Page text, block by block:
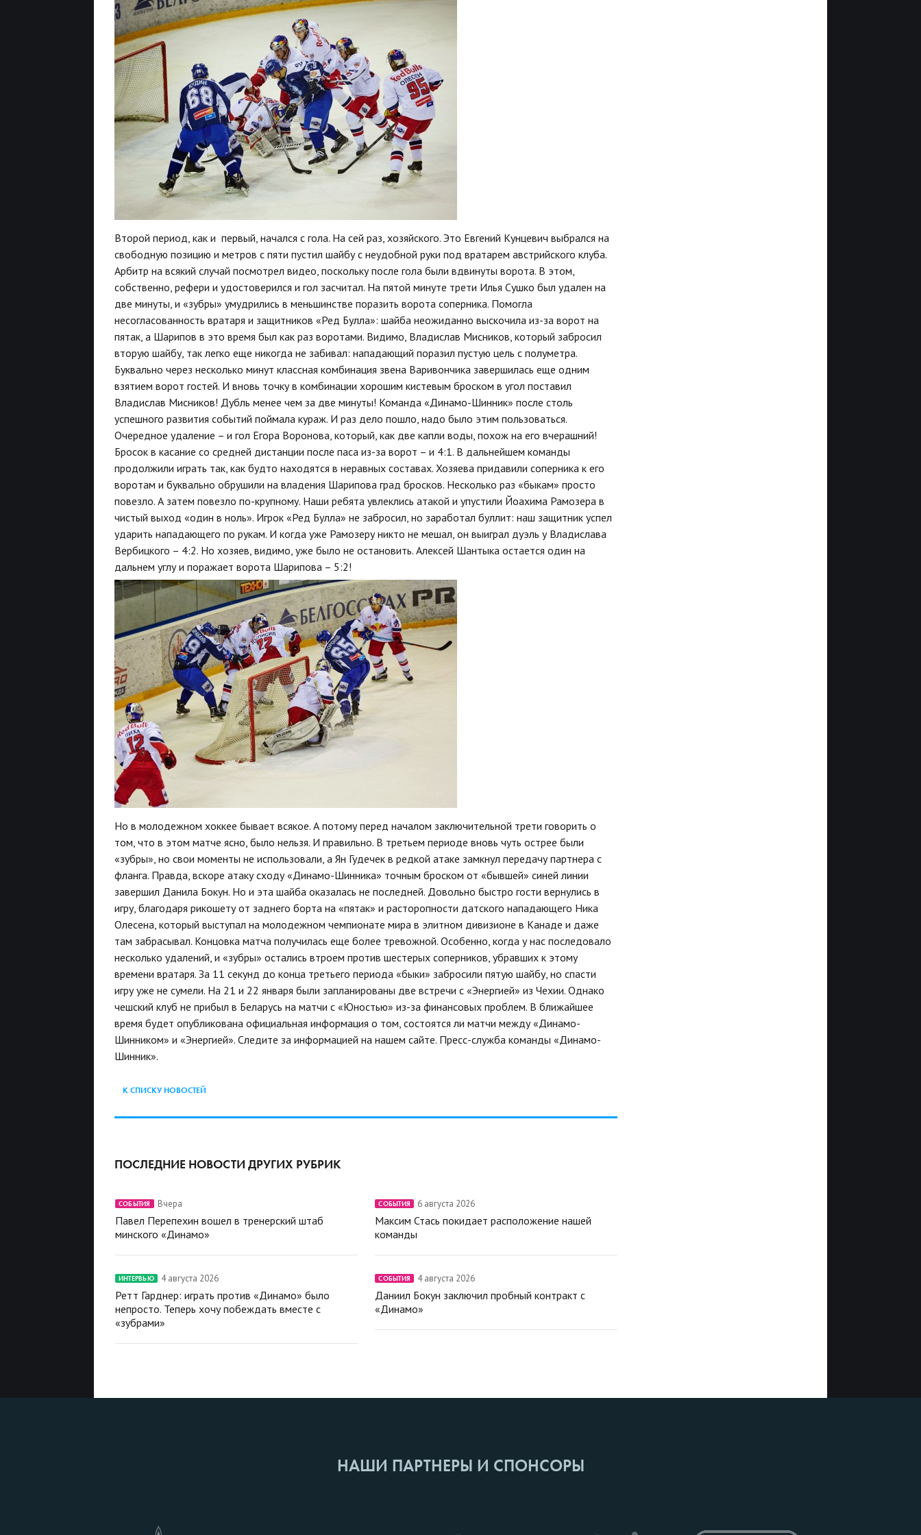
Второй период, как и первый, начался с гола. На сей раз, хозяйского. Это Евгений Кунцевич выбрался на
свободную позицию и метров с пяти пустил шайбу с неудобной руки под вратарем австрийского клуба.
Арбитр на всякий случай посмотрел видео, поскольку после гола были вдвинуты ворота. В этом,
собственно, рефери и удостоверился и гол засчитал. На пятой минуте трети Илья Сушко был удален на
две минуты, и «зубры» умудрились в меньшинстве поразить ворота соперника. Помогла
несогласованность вратаря и защитников «Ред Булла»: шайба неожиданно выскочила из-за ворот на
пятак, а Шарипов в это время был как раз воротами. Видимо, Владислав Мисников, который забросил
вторую шайбу, так легко еще никогда не забивал: нападающий поразил пустую цель с полуметра.
Буквально через несколько минут классная комбинация звена Варивончика завершилась еще одним
взятием ворот гостей. И вновь точку в комбинации хорошим кистевым броском в угол поставил
Владислав Мисников! Дубль менее чем за две минуты! Команда «Динамо-Шинник» после столь
успешного развития событий поймала кураж. И раз дело пошло, надо было этим пользоваться.
Очередное удаление – и гол Егора Воронова, который, как две капли воды, похож на его вчерашний!
Бросок в касание со средней дистанции после паса из-за ворот – и 4:1. В дальнейшем команды
продолжили играть так, как будто находятся в неравных составах. Хозяева придавили соперника к его
воротам и буквально обрушили на владения Шарипова град бросков. Несколько раз «быкам» просто
повезло. А затем повезло по-крупному. Наши ребята увлеклись атакой и упустили Йоахима Рамозера в
чистый выход «один в ноль». Игрок «Ред Булла» не забросил, но заработал буллит: наш защитник успел
ударить нападающего по рукам. И когда уже Рамозеру никто не мешал, он выиграл дуэль у Владислава
Вербицкого – 4:2. Но хозяев, видимо, уже было не остановить. Алексей Шантыка остается один на
дальнем углу и поражает ворота Шарипова – 5:2!
Но в молодежном хоккее бывает всякое. А потому перед началом заключительной трети говорить о
том, что в этом матче ясно, было нельзя. И правильно. В третьем периоде вновь чуть острее были
«зубры», но свои моменты не использовали, а Ян Гудечек в редкой атаке замкнул передачу партнера с
фланга. Правда, вскоре атаку сходу «Динамо-Шинника» точным броском от «бывшей» синей линии
завершил Данила Бокун. Но и эта шайба оказалась не последней. Довольно быстро гости вернулись в
игру, благодаря рикошету от заднего борта на «пятак» и расторопности датского нападающего Ника
Олесена, который выступал на молодежном чемпионате мира в элитном дивизионе в Канаде и даже
там забрасывал. Концовка матча получилась еще более тревожной. Особенно, когда у нас последовало
несколько удалений, и «зубры» остались втроем против шестерых соперников, убравших к этому
времени вратаря. За 11 секунд до конца третьего периода «быки» забросили пятую шайбу, но спасти
игру уже не сумели. На 21 и 22 января были запланированы две встречи с «Энергией» из Чехии. Однако
чешский клуб не прибыл в Беларусь на матчи с «Юностью» из-за финансовых проблем. В ближайшее
время будет опубликована официальная информация о том, состоятся ли матчи между «Динамо-
Шинником» и «Энергией». Следите за информацией на нашем сайте. Пресс-служба команды «Динамо-
Шинник».
К СПИСКУ НОВОСТЕЙ
ПОСЛЕДНИЕ НОВОСТИ ДРУГИХ РУБРИК
СОБЫТИЯ Вчера
Павел Перепехин вошел в тренерский штаб
минского «Динамо»
СОБЫТИЯ 6 августа 2026
Максим Стась покидает расположение нашей
команды
ИНТЕРВЬЮ 4 августа 2026
Ретт Гарднер: играть против «Динамо» было
непросто. Теперь хочу побеждать вместе с
«зубрами»
СОБЫТИЯ 4 августа 2026
Даниил Бокун заключил пробный контракт с
«Динамо»
НАШИ ПАРТНЕРЫ И СПОНСОРЫ